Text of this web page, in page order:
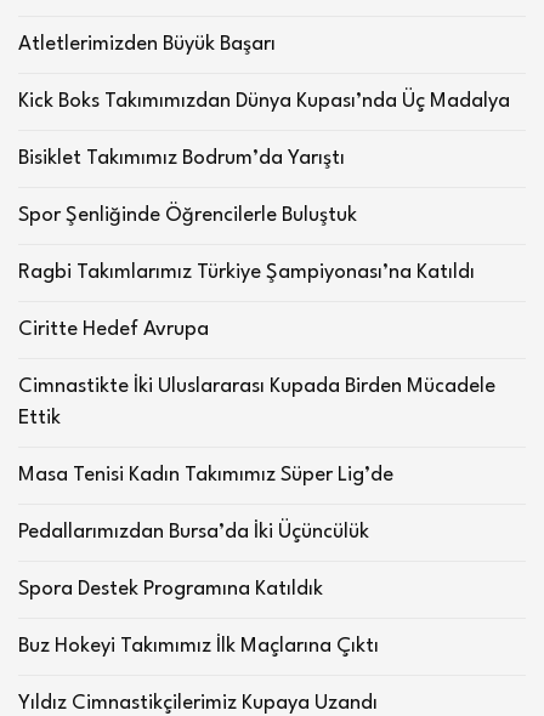
Atletlerimizden Büyük Başarı
Kick Boks Takımımızdan Dünya Kupası’nda Üç Madalya
Bisiklet Takımımız Bodrum’da Yarıştı
Spor Şenliğinde Öğrencilerle Buluştuk
Ragbi Takımlarımız Türkiye Şampiyonası’na Katıldı
Ciritte Hedef Avrupa
Cimnastikte İki Uluslararası Kupada Birden Mücadele
Ettik
Masa Tenisi Kadın Takımımız Süper Lig’de
Pedallarımızdan Bursa’da İki Üçüncülük
Spora Destek Programına Katıldık
Buz Hokeyi Takımımız İlk Maçlarına Çıktı
Yıldız Cimnastikçilerimiz Kupaya Uzandı